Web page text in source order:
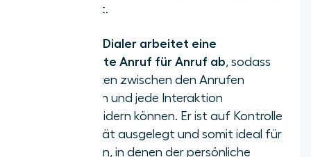
verwendet.
Ein Power Dialer arbeitet eine
Kontaktliste Anruf für Anruf ab, sodass
sich Agenten zwischen den Anrufen
vorbereiten und jede Interaktion
maßschneidern können. Er ist auf Kontrolle
und Qualität ausgelegt und somit ideal für
Situationen, in denen der persönliche